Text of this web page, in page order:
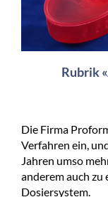
Rubrik
Die Firma
Verfahren ein,
Jahren umso
anderem auch zu
Dosiersystem.